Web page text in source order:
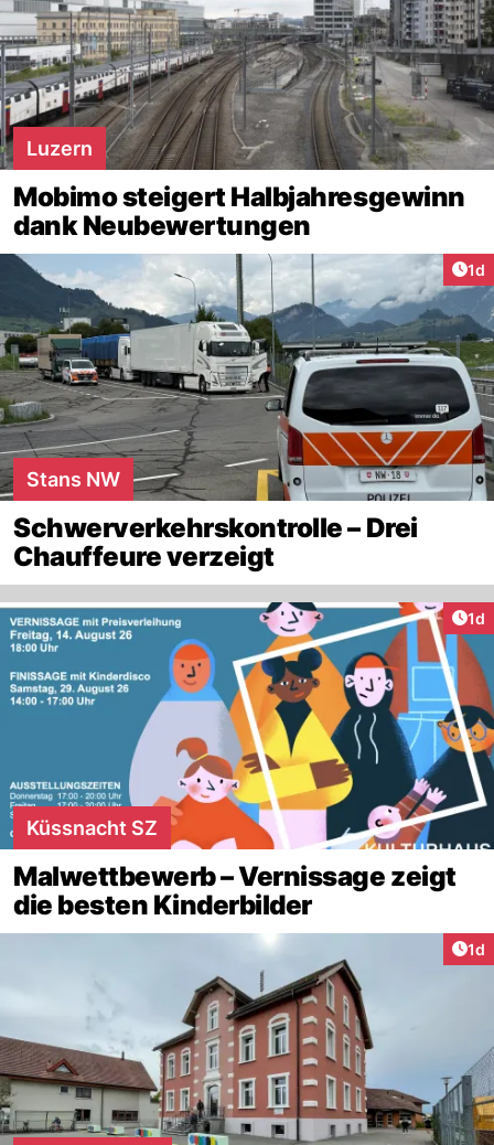
Luzern
Mobimo steigert Halbjahresgewinn
dank Neubewertungen
1d
Stans NW
Schwerverkehrskontrolle – Drei
Chauffeure verzeigt
1d
Küssnacht SZ
Malwettbewerb – Vernissage zeigt
die besten Kinderbilder
1d